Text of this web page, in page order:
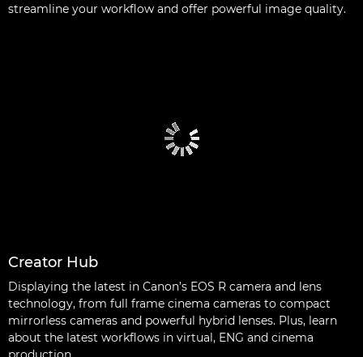
streamline your workflow and offer powerful image quality.
Creator Hub
Displaying the latest in Canon’s EOS R camera and lens
technology, from full frame cinema cameras to compact
mirrorless cameras and powerful hybrid lenses. Plus, learn
about the latest workflows in virtual, ENG and cinema